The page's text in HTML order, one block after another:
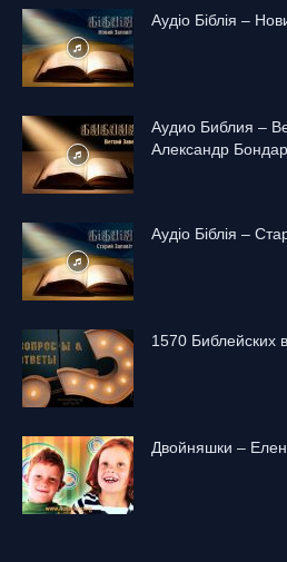
Аудіо Біблія –
Аудио Библия –
Александр
Аудіо Біблія –
1570 Библейских
Двойняшки –